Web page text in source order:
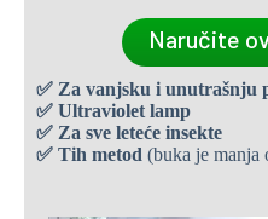
Naručite
✅ Za vanjsku i unutrašnju
✅ Ultraviolet lamp
✅ Za sve leteće insekte
✅ Tih metod (buka je manja